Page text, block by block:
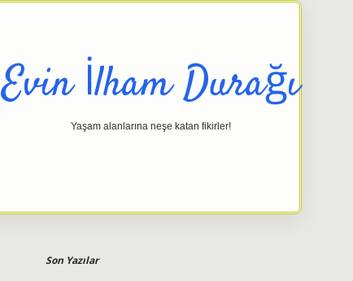
Evin İlham Durağı
Yaşam alanlarına neşe katan fikirler!
Son Yazılar